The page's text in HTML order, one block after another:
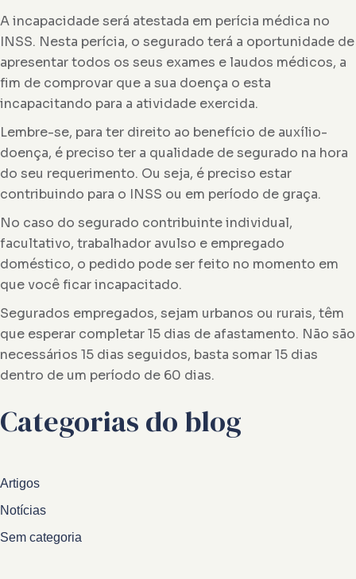
A incapacidade será atestada em perícia médica no
INSS. Nesta perícia, o segurado terá a oportunidade de
apresentar todos os seus exames e laudos médicos, a
fim de comprovar que a sua doença o esta
incapacitando para a atividade exercida.
Lembre-se, para ter direito ao benefício de auxílio-
doença, é preciso ter a qualidade de segurado na hora
do seu requerimento. Ou seja, é preciso estar
contribuindo para o INSS ou em período de graça.
No caso do segurado contribuinte individual,
facultativo, trabalhador avulso e empregado
doméstico, o pedido pode ser feito no momento em
que você ficar incapacitado.
Segurados empregados, sejam urbanos ou rurais, têm
que esperar completar 15 dias de afastamento. Não são
necessários 15 dias seguidos, basta somar 15 dias
dentro de um período de 60 dias.
Categorias do blog
Artigos
Notícias
Sem categoria